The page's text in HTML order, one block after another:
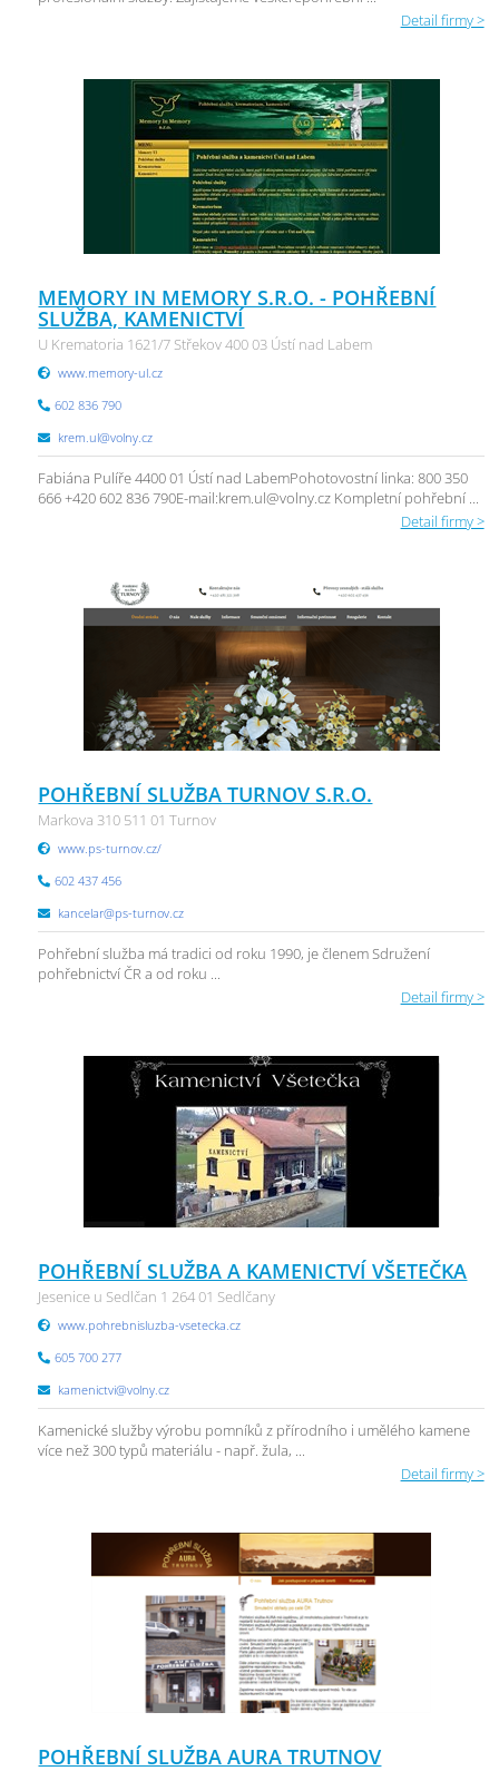
Detail firmy >
MEMORY IN MEMORY S.R.O. - POHŘEBNÍ
SLUŽBA, KAMENICTVÍ
U Krematoria 1621/7 Střekov 400 03 Ústí nad Labem
www.memory-ul.cz
602 836 790
krem.ul@volny.cz
Fabiána Pulíře 4400 01 Ústí nad LabemPohotovostní linka: 800 350
666 +420 602 836 790E-mail:krem.ul@volny.cz Kompletní pohřební ...
Detail firmy >
POHŘEBNÍ SLUŽBA TURNOV S.R.O.
Markova 310 511 01 Turnov
www.ps-turnov.cz/
602 437 456
kancelar@ps-turnov.cz
Pohřební služba má tradici od roku 1990, je členem Sdružení
pohřebnictví ČR a od roku ...
Detail firmy >
POHŘEBNÍ SLUŽBA A KAMENICTVÍ VŠETEČKA
Jesenice u Sedlčan 1 264 01 Sedlčany
www.pohrebnisluzba-vsetecka.cz
605 700 277
kamenictvi@volny.cz
Kamenické služby výrobu pomníků z přírodního i umělého kamene
více než 300 typů materiálu - např. žula, ...
Detail firmy >
POHŘEBNÍ SLUŽBA AURA TRUTNOV